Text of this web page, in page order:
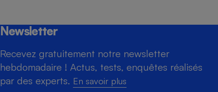
Newsletter
Recevez gratuitement notre newsletter
hebdomadaire ! Actus, tests, enquêtes réalisés
par des experts. En savoir plus